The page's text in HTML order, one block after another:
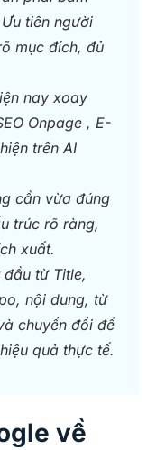
tiên người
mục đích, đủ
nay xoay
Onpage , E-
trên AI
cần vừa đúng
trúc rõ ràng,
xuất.
từ Title,
nội dung, từ
chuyển đổi để
quả thực tế.
về